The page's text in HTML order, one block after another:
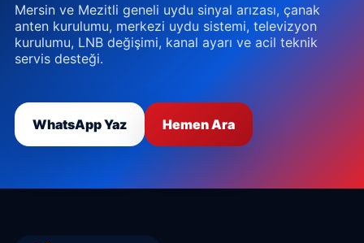
Mersin ve Mezitli geneli uydu sinyal arızası, çanak
anten kurulumu, merkezi uydu sistemi, televizyon
kurulumu, LNB değişimi, kanal ayarı ve acil teknik
servis desteği.
WhatsApp Yaz Hemen Ara